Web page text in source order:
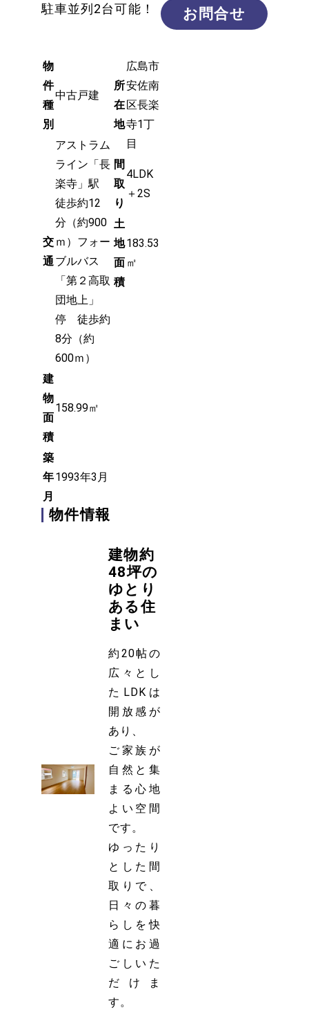
駐車並列2台可能！
物
件
種
別
中古戸建
交
通
アストラム
ライン「長
楽寺」駅
徒歩約12
分（約900
ｍ）フォー
ブルバス
「第２高取
団地上」
停 徒歩約
8分（約
600ｍ）
建
物
面
積
158.99㎡
築
年
月
1993年3月
所
在
地
広島市
安佐南
区長楽
寺1丁
目
間
取
り
4LDK
＋2S
土
地
面
積
183.53
㎡
物件情報
建物約
48坪の
ゆとり
ある住
まい
約20帖の
広々とし
たLDKは
開放感が
あり、
ご家族が
自然と集
まる心地
よい空間
です。
ゆったり
とした間
取りで、
日々の暮
らしを快
適にお過
ごしいた
だけま
す。
お問合せ